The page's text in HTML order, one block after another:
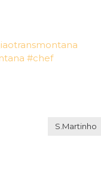
#chef
S.Martinho